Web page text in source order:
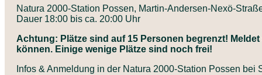
Natura 2000-Station Possen, Martin-Andersen-Nexö-
Dauer 18:00 bis ca. 20:00 Uhr
Achtung: Plätze sind auf 15 Personen begrenzt!
können. Einige wenige Plätze sind noch frei!
Infos & Anmeldung in der Natura 2000-Station Possen